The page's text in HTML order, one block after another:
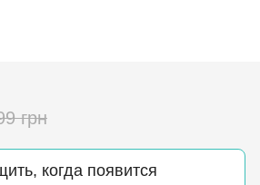
грн
когда появится